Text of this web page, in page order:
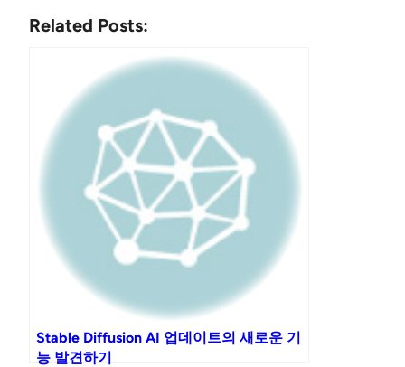
Related Posts:
Stable Diffusion AI 업데이트의 새로운 기
능 발견하기